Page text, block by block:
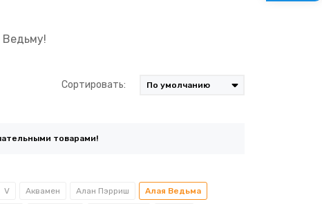
Ведьму!
Сортировать:
товарами!
V Аквамен Алан Пэрриш Алая Ведьма